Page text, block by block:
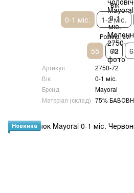
Вік
0-1 міс. 1-2 міс.
Розмір, см
55 60
Артикул
2750-72
Вік
0-1 міс.
Бренд
Mayoral
Матеріал (склад) 75%
Новинка